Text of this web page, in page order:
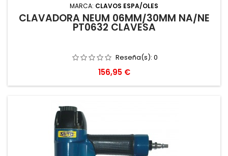
MARCA: CLAVOS ESPA/OLES
CLAVADORA NEUM 06MM/30MM NA/NE
PT0632 CLAVESA
Reseña(s): 0
Precio
156,95 €